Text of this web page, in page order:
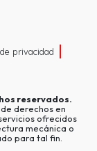
privacidad
reservados.
de derechos en
ofrecidos
mecánica o
para tal fin.